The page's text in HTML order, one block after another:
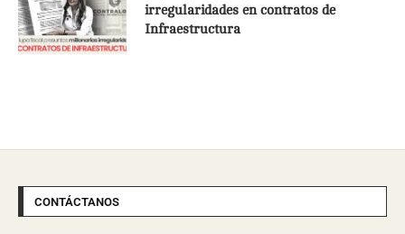
irregularidades en contratos de
Infraestructura
CONTÁCTANOS